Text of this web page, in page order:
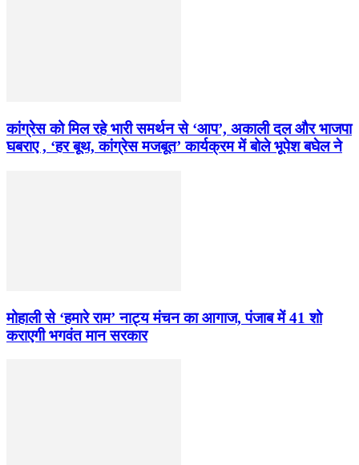
कांग्रेस को मिल रहे भारी समर्थन से ‘आप’, अकाली दल और भाजपा
घबराए , ‘हर बूथ, कांग्रेस मजबूत’ कार्यक्रम में बोले भूपेश बघेल ने
मोहाली से ‘हमारे राम’ नाट्य मंचन का आगाज, पंजाब में 41 शो
कराएगी भगवंत मान सरकार